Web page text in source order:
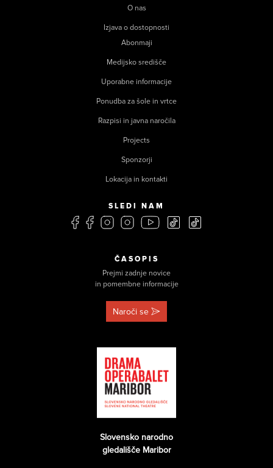
O nas
Izjava o dostopnosti
Abonmaji
Medijsko središče
Uporabne informacije
Ponudba za šole in vrtce
Razpisi in javna naročila
Projects
Sponzorji
Lokacija in kontakti
SLEDI NAM
ČASOPIS
Prejmi zadnje novice
in pomembne informacije
Naroči se
Slovensko narodno
gledališče Maribor